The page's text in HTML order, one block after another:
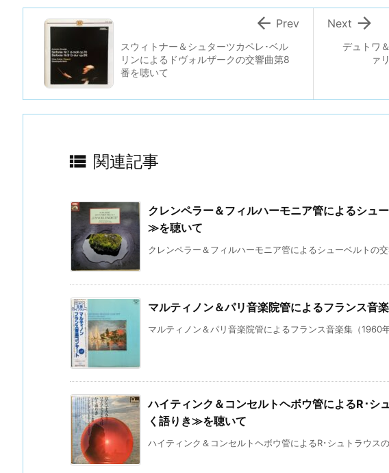
デュトワ
ァ

Next
スウィトナー＆シュターツカペレ･ベル
リンによるドヴォルザークの交響曲第8
番を聴いて
 Prev
 関連記事
クレンペラー＆フィルハーモニア管によるシュ
≫を聴いて
クレンペラー＆フィルハーモニア管によるシューベルト
マルティノン＆パリ音楽院管によるフランス音
マルティノン＆パリ音楽院管によるフランス音楽集（1960
ハイティンク＆コンセルトヘボウ管によるR･
く語りき≫を聴いて
ハイティンク＆コンセルトヘボウ管によるR･シュトラウス